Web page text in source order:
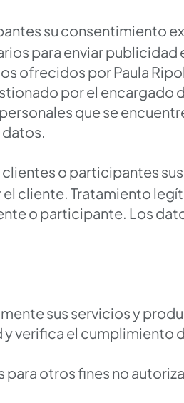
su consentimiento
para enviar publicidad
ofrecidos por Paula
por el encargado
que se
datos.
clientes o participantes
cliente. Tratamiento
o participante. Los
sus servicios y
verifica el cumplimiento
otros fines no